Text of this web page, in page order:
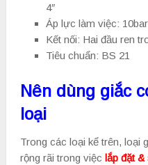
4″
Áp lực làm việc: 10bar
Kết nối: Hai đầu ren
Tiêu chuẩn: BS 21
Nên dùng giắc
loại
Trong các loại kể trên, loại
rộng rãi trong việc lắp đặt